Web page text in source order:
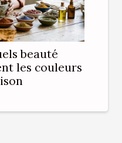
beauté
les couleurs